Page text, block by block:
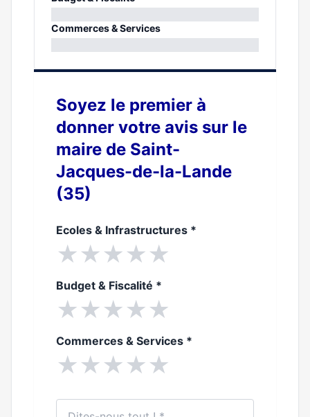
0%
Commerces & Services
Soyez le premier à
donner votre avis sur le
maire de Saint-
Jacques-de-la-Lande
(35)
Ecoles & Infrastructures *
★★★★★
Budget & Fiscalité *
★★★★★
Commerces & Services *
★★★★★